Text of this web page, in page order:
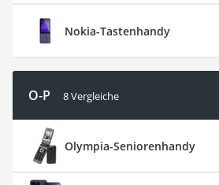
Nokia-Tastenhandy
O-P 8 Vergleiche
Olympia-Seniorenhandy